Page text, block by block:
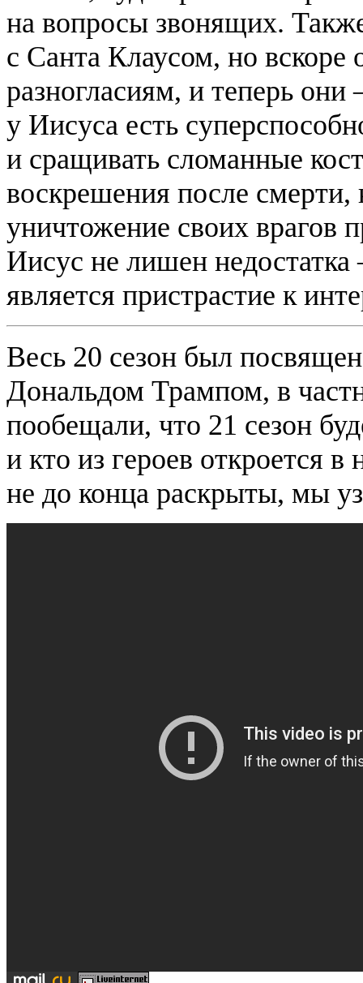
на вопросы звонящих.
с Санта Клаусом, но
разногласиям, и теперь
у Иисуса есть
и сращивать сломанные
воскрешения после
уничтожение своих
Иисус не лишен
является пристрастие к
Весь 20 сезон был
Дональдом Трампом, в
пообещали, что 21 сезон
и кто из героев откроется
не до конца раскрыты, мы